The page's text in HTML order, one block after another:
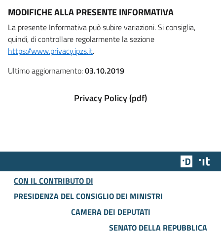
MODIFICHE ALLA PRESENTE INFORMATIVA
La presente Informativa può subire variazioni. Si consiglia,
quindi, di controllare regolarmente la sezione
https://www.privacy.ipzs.it.
Ultimo aggiornamento:03.10.2019
Privacy Policy (pdf)
Team
CON IL CONTRIBUTO DI
PRESIDENZA DEL CONSIGLIO DEI MINISTRI
CAMERA DEI DEPUTATI
SENATO DELLA REPUBBLICA